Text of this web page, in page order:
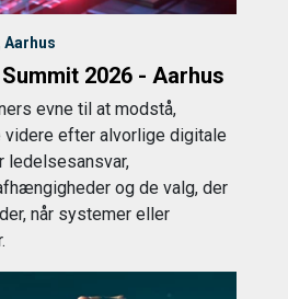
2026 - Aarhus
evne til at modstå,
videre efter alvorlige digitale
ledelsesansvar,
og de valg, der
når systemer eller